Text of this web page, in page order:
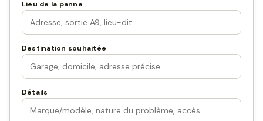
Lieu de la panne
Destination souhaitée
Détails